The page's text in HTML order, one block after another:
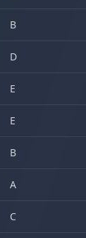
B
D
E
E
B
A
C